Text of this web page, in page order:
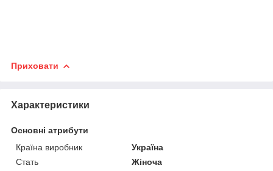
Приховати
Характеристики
Основні атрибути
Країна виробник
Україна
Стать
Жіноча